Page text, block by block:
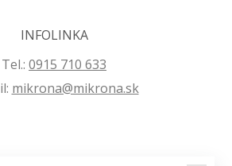
INFOLINKA
Tel.: 0915 710 633
mikrona@mikrona.sk